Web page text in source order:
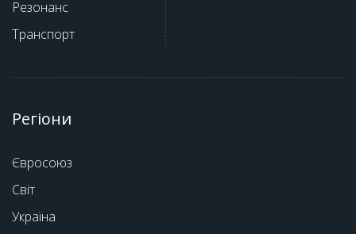
Резонанс
Транспорт
Регіони
Євросоюз
Світ
Україна